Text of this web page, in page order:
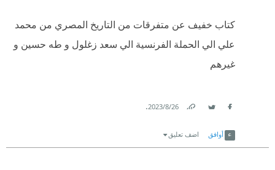
كتاب خفيف عن متفرقات من التاريخ المصري من محمد
علي الي الحملة الفرنسية الي سعد زغلول و طه حسين و
غيرهم
26‏/8‏/2023
.
أوافق اضف تعليق